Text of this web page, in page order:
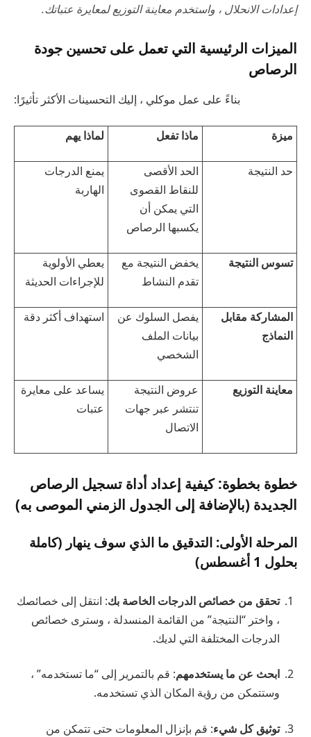
إعدادات الانحلال ، واستخدم معاينة التوزيع لمعايرة عتباتك.
الميزات الرئيسية التي تعمل على تحسين جودة
الرصاص
بناءً على عمل موكلي ، إليك التحسينات الأكثر تأثيرًا:
ميزة ماذا تفعل لماذا يهم
حد النتيجة
الحد الأقصى
للنقاط القصوى
التي يمكن أن
يكسبها الرصاص
يمنع الدرجات
الهاربة
تسوس النتيجة
يخفض النتيجة مع
تقدم النشاط
يعطي الأولوية
للإجراءات الحديثة
المشاركة مقابل
النماذج
يفصل السلوك عن
بيانات الملف
الشخصي
استهداف أكثر دقة
معاينة التوزيع
عروض النتيجة
تنتشر عبر جهات
الاتصال
يساعد على معايرة
عتبات
خطوة بخطوة: كيفية إعداد أداة تسجيل الرصاص
الجديدة (بالإضافة إلى الجدول الزمني الموصى به)
المرحلة الأولى: التدقيق ما الذي سوف ينهار (كاملة
بحلول 1 أغسطس)
تحقق من خصائص الدرجات الخاصة بك: انتقل إلى خصائصك
، واختر “النتيجة” من القائمة المنسدلة ، وسترى خصائص
الدرجات المختلفة التي لديك.
ابحث عن ما يستخدمهم: قم بالتمرير إلى “ما تستخدمه” ،
وستتمكن من رؤية المكان الذي تستخدمه.
توثيق كل شيء: قم بإنزال المعلومات حتى تتمكن من